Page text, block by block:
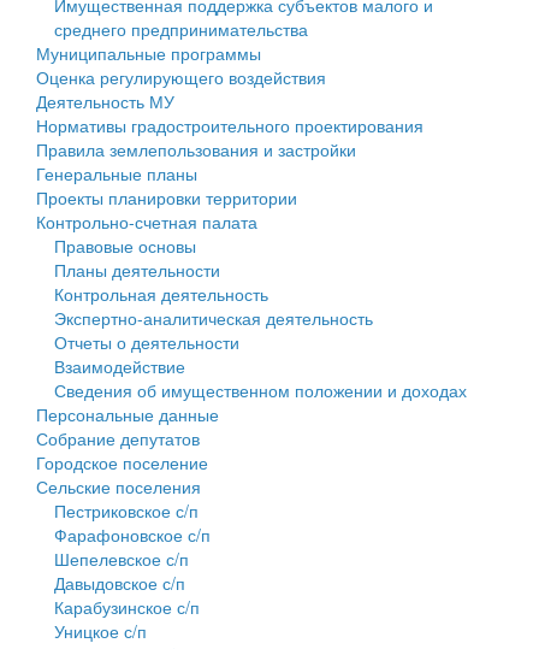
Нормативы градостроительного проектирования
Правила землепользования и застройки
Генеральные планы
Проекты планировки территории
Собрание депутатов
Городское поселение
Сельские поселения
среднего предпринимательства
Муниципальные программы
Оценка регулирующего воздействия
Деятельность МУ
Нормативы градостроительного проектирования
Правила землепользования и застройки
Генеральные планы
Проекты планировки территории
Контрольно-счетная палата
Правовые основы
Планы деятельности
Контрольная деятельность
Экспертно-аналитическая деятельность
Отчеты о деятельности
Взаимодействие
Сведения об имущественном положении и доходах
Персональные данные
Собрание депутатов
Городское поселение
Сельские поселения
Пестриковское с/п
Фарафоновское с/п
Шепелевское с/п
Давыдовское с/п
Карабузинское с/п
Уницкое с/п